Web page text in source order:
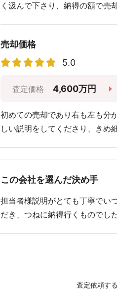
く汲んで下さり、納得の額で売
売却価格
5.0
査定価格 4,600万円
初めての売却であり右も左も分
しい説明をしてくださり、きめ
この会社を選んだ決め手
担当者様説明がとても丁寧でい
だき、つねに納得行くものでし
査定依頼す